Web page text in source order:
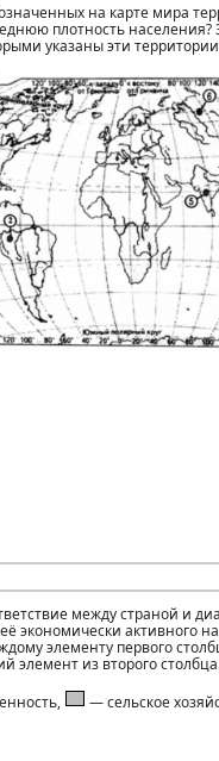
на карте мира
плотность населения?
указаны эти
между страной и
экономически активного
элементу первого
элемент из второго
— сельское